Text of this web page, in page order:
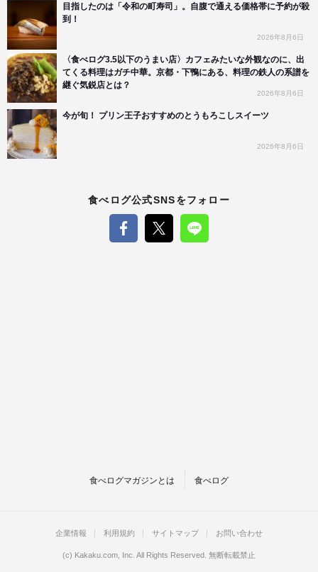
目指したのは「令和の町寿司」。自腹で通える価格帯に予約が殺
到！
2026年8月6日
〈食べログ3.5以下のうまい店〉カフェみたいな外観なのに、出
てくる料理はガチ中華。京都・下鴨にある、料理の鉄人の系譜を
継ぐ気鋭店とは？
2026年8月6日
今が旬！ プリン王子おすすめのとうもろこしスイーツ
2026年8月6日
食べログ公式SNSをフォロー
食べログマガジンとは 食べログ
企業情報 利用規約 サイトマップ お問い合わせ
(c) Kakaku.com, Inc. All Rights Reserved. 無断転載禁止